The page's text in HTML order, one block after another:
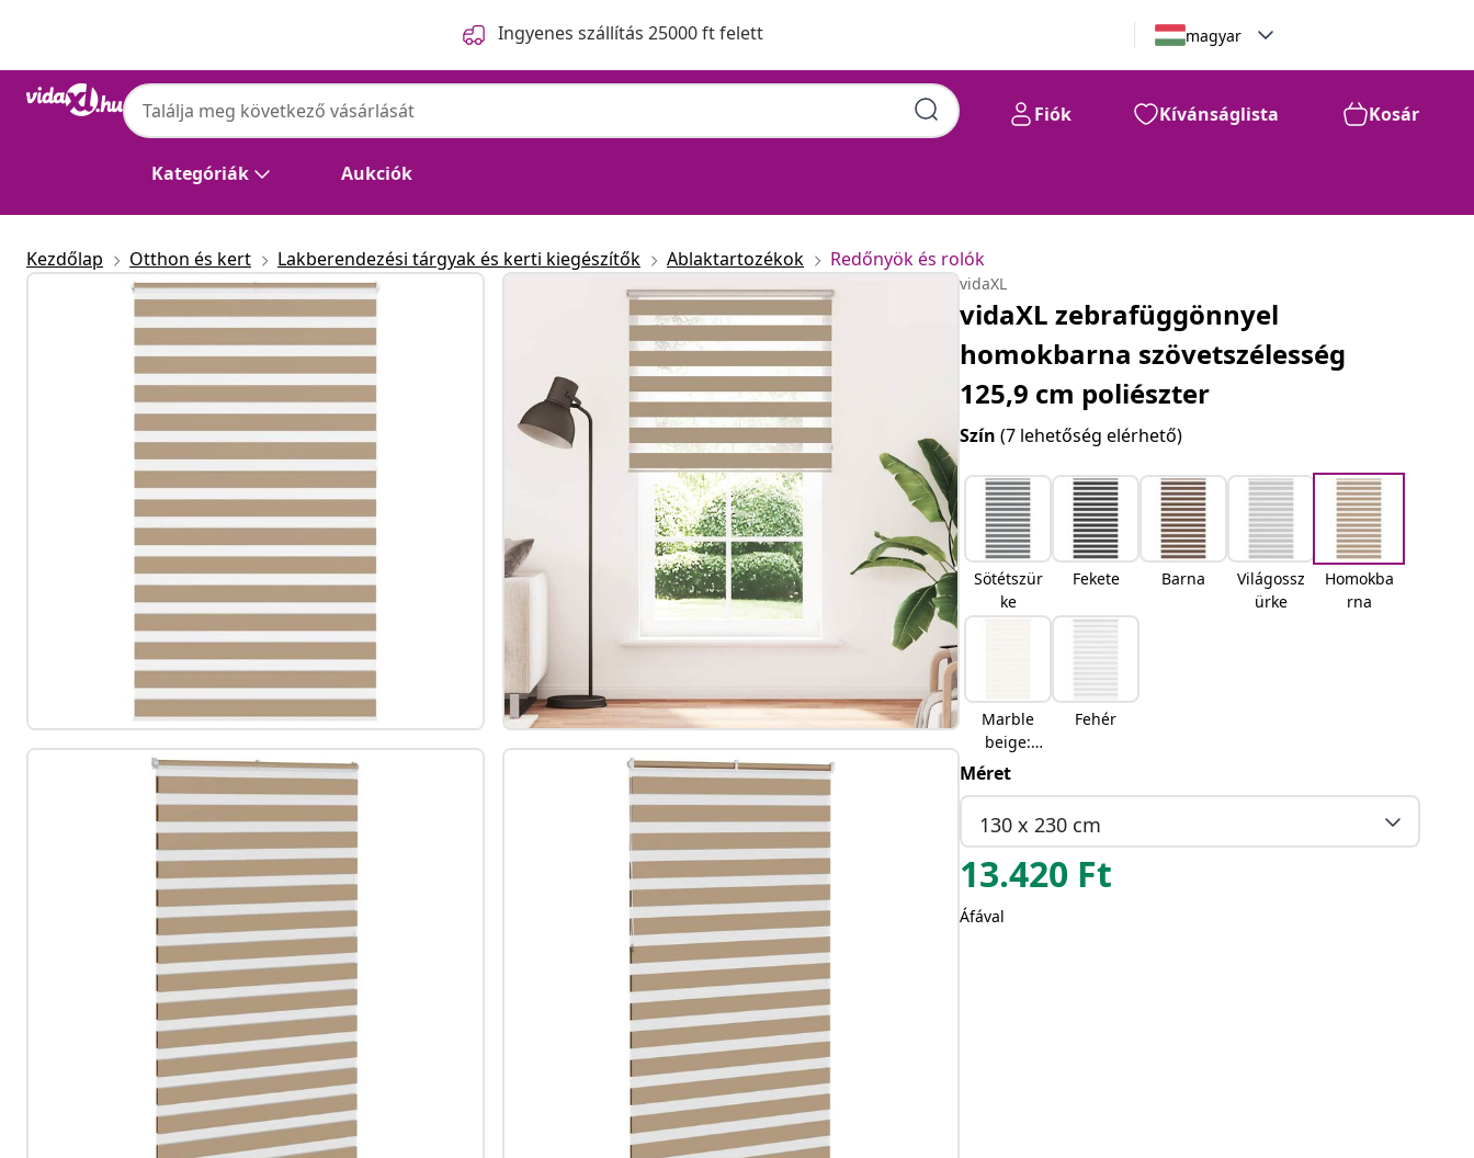
Ingyenes szállítás 25000 ft felett magyar
Kategóriák Aukciók
Fiók Kívánságlista Kosár
Kezdőlap Otthon és kert Lakberendezési tárgyak és kerti kiegészítők Ablaktartozékok Redőnyök és rolók
vidaXL
vidaXL zebrafüggönnyel
homokbarna szövetszélesség
125,9 cm poliészter
Szín(7 lehetőség elérhető)
Sötétszür
ke
Fekete Barna
Világossz
ürke
Homokba
rna
Marble
beige:
Márvány
Fehér
Méret
130 x 230 cm
13.420 Ft
Áfával